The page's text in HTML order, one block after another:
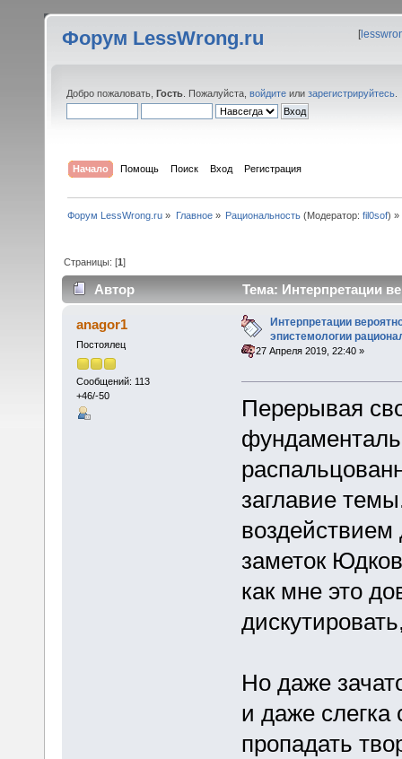
Форум LessWrong.ru [
Добро пожаловать, Гость . Пожалуйста, войдите или зарегистрируйтесь
Начало Помощь Поиск Вход Регистрация
Форум LessWrong.ru » Главное» Рациональность(Модератор: fil0sof) »
Страницы: [1]
Автор
Тема: Интерпретации
(Прочитано 22338 раз)
anagor1
Постоялец
Сообщений: 113
+46/-50
Интерпретации
эпистемологии
«:27 Апреля 2019, 22:40 »
Перерывая
заглавие
заметок
как мне это
Но даже
и даже
пропадать